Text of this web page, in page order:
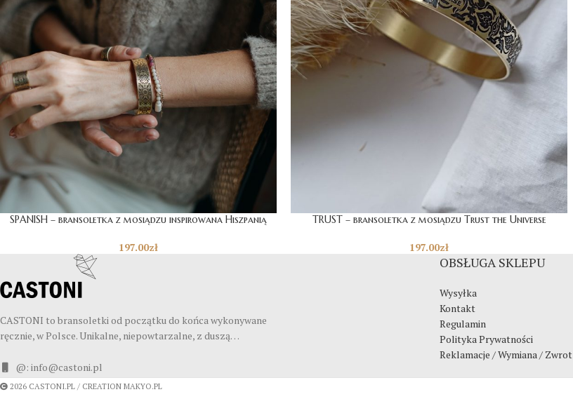
SPANISH – bransoletka z mosiądzu inspirowana Hiszpanią
197.00zł
TRUST – bransoletka z mosiądzu Trust the Universe
197.00zł
CASTONI to bransoletki od początku do końca wykonywane
ręcznie, w Polsce. Unikalne, niepowtarzalne, z duszą…
@: info@castoni.pl
OBSŁUGA SKLEPU
Wysyłka
Kontakt
Regulamin
Polityka Prywatności
Reklamacje / Wymiana / Zwrot
2026 CASTONI.PL / CREATION MAKYO.PL